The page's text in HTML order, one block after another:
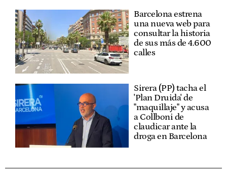
Barcelona estrena
una nueva web para
consultar la historia
de sus más de 4.600
calles
Sirera (PP) tacha el
'Plan Druida' de
"maquillaje" y acusa
a Collboni de
claudicar ante la
droga en Barcelona